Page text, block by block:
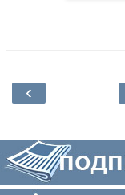
‹